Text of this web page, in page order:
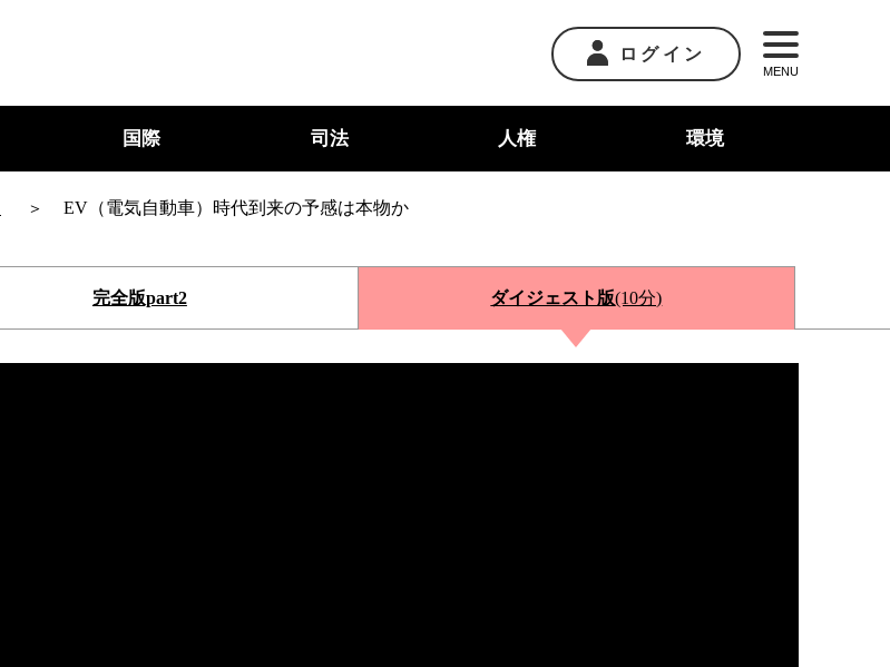
ログイン
MENU
国際 司法 人権 環境
EV（電気自動車）時代到来の予感は本物か
完全版part2 ダイジェスト版(10分)